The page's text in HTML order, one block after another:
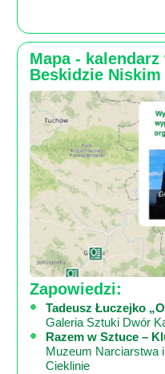
ciacho
Mapa -
Beskidzie
Zapowiedzi:
Tadeusz Łuczejko
Galeria Sztuki Dwór
Razem w Sztuce –
Muzeum Narciarstwa
Cieklinie